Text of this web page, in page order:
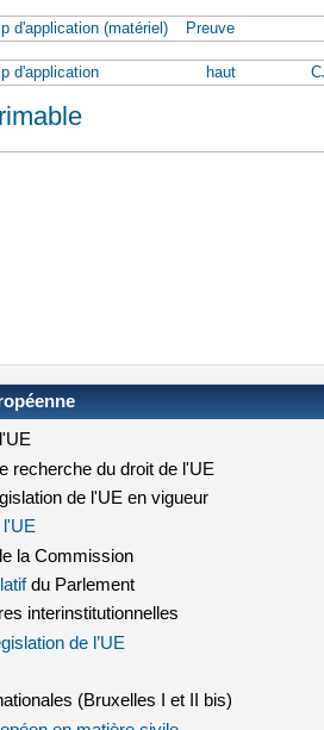
d'application (matériel) Preuve
d'application haut
recherche du droit de l'UE
externe)de l'UE en vigueur
l'UE
lien est externe)
la Commission
(le lien est externe)
du Parlement
interinstitutionnelles
de l’UE
lien est externe)
(Bruxelles I et II bis)